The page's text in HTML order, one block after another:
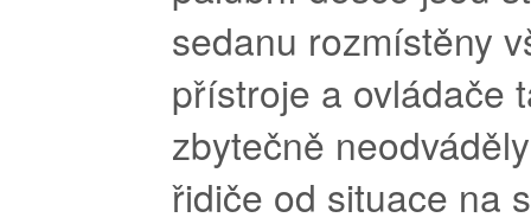
sedanu rozmístěny
přístroje a ovládače
zbytečně
řidiče od situace na